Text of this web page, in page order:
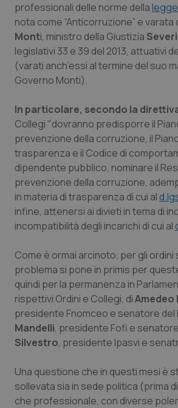
Friuli Venezia Giulia
Lazio
Liguria
Lombardia
Marche
Molise
Piemonte
Provincia Autonoma di
Provincia Autonoma di
Puglia
Sardegna
Toscana
Dermatite Atopica
Diabete & glucometri
Disturbi dell’umore
Dolore
Donna & Salute
Epatiti
HIV
Infezioni & Febbre
Ipertensione & Scompenso
Malattie rare
Malattia di Crohn &
Obesità
professionali delle norme dellalegge
nota come “Anticorruzione” e varata
Monti, ministro della Giustizia
legislativi 33 e 39 del 2013, attuativi
(varati anch’essi al termine del suo
Governo Monti).
In particolare, secondo la
Collegi "dovranno predisporre il
prevenzione della corruzione, il
trasparenza e il Codice di
dipendente pubblico, nominare il
prevenzione della corruzione,
in materia di trasparenza di cui al
infine, attenersi ai divieti in tema di
incompatibilità degli incarichi di cui al
Come è ormai arcinoto, per gli ordini
problema si pone in primis per
quindi per la permanenza in
rispettivi Ordini e Collegi, diAmedeo
presidente Fnomceo e senatore del
Mandelli, presidente Fofi e senatore
Silvestro, presidente Ipasvi e
Una questione che in questi mesi è
sollevata sia in sede politica (prima
che professionale, con diverse